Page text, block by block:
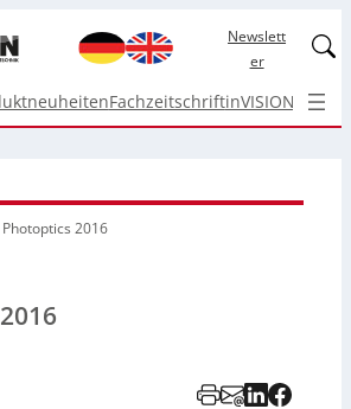
Newslett
er
FachzeitschriftinVISION Top
Photoptics 2016